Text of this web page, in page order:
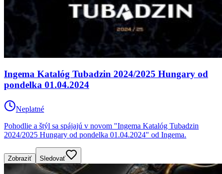
Ingema Katalóg Tubadzin 2024/2025 Hungary od
pondelka 01.04.2024
Neplatné
Pohodlie a štýl sa spájajú v novom "Ingema Katalóg Tubadzin
2024/2025 Hungary od pondelka 01.04.2024" od Ingema.
Zobraziť Sledovať